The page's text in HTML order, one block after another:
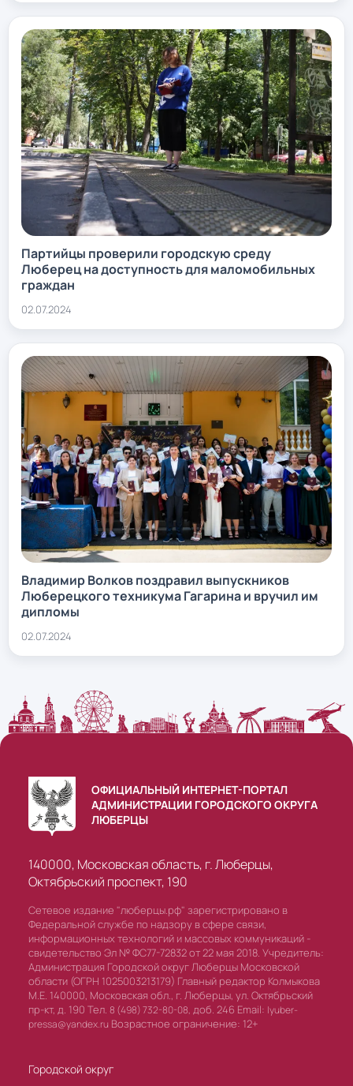
Партийцы проверили городскую среду
Люберец на доступность для маломобильных
граждан
02.07.2024
Владимир Волков поздравил выпускников
Люберецкого техникума Гагарина и вручил им
дипломы
02.07.2024
ОФИЦИАЛЬНЫЙ ИНТЕРНЕТ-ПОРТАЛ
АДМИНИСТРАЦИИ ГОРОДСКОГО ОКРУГА
ЛЮБЕРЦЫ
140000, Московская область, г. Люберцы,
Октябрьский проспект, 190
Сетевое издание "люберцы.рф" зарегистрировано в
Федеральной службе по надзору в сфере связи,
информационных технологий и массовых коммуникаций -
свидетельство Эл № ФС77-72832 от 22 мая 2018. Учредитель:
Администрация Городской округ Люберцы Московской
области (ОГРН 1025003213179) Главный редактор Колмыкова
М.Е. 140000, Московская обл., г. Люберцы, ул. Октябрьский
пр-кт, д. 190 Тел. 8 (498) 732-80-08, доб. 246 Email: lyuber-
pressa@yandex.ru Возрастное ограничение: 12+
Городской округ